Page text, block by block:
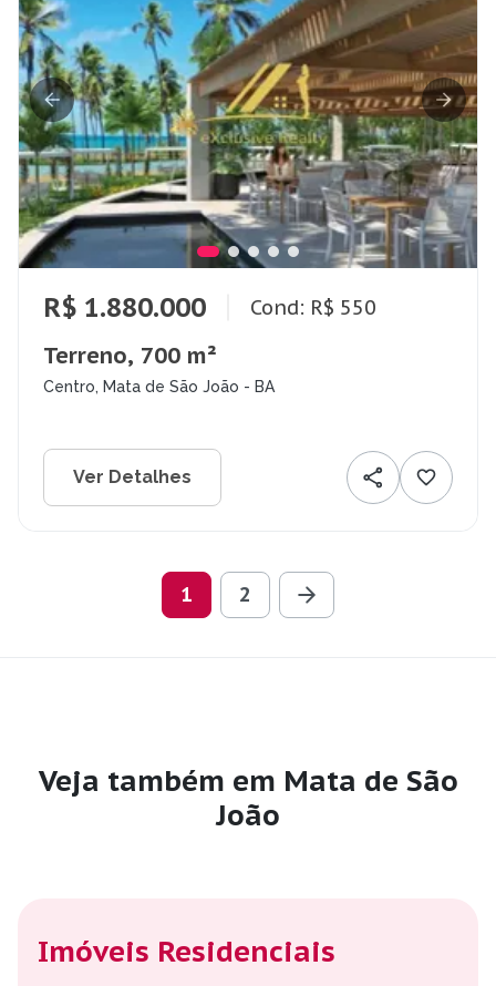
R$ 1.880.000 Cond: R$ 550
Terreno, 700 m²
Centro, Mata de São João - BA
Ver Detalhes
1 2
Veja também em Mata de São
João
Imóveis Residenciais